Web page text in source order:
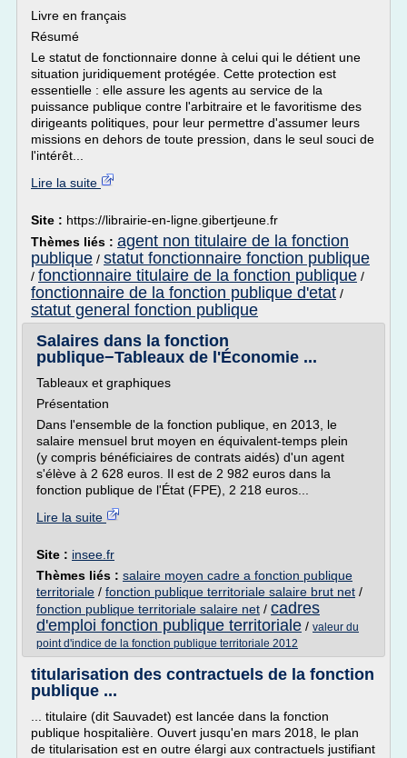
Livre en français
Résumé
Le statut de fonctionnaire donne à celui qui le détient une
situation juridiquement protégée. Cette protection est
essentielle : elle assure les agents au service de la
puissance publique contre l'arbitraire et le favoritisme des
dirigeants politiques, pour leur permettre d'assumer leurs
missions en dehors de toute pression, dans le seul souci de
l'intérêt...
Lire la suite
Site : https://librairie-en-ligne.gibertjeune.fr
Thèmes liés : agent non titulaire de la fonction
publique / statut fonctionnaire fonction publique
/ fonctionnaire titulaire de la fonction publique /
fonctionnaire de la fonction publique d'etat /
statut general fonction publique
Salaires dans la fonction
publique−Tableaux de l'Économie ...
Tableaux et graphiques
Présentation
Dans l'ensemble de la fonction publique, en 2013, le
salaire mensuel brut moyen en équivalent-temps plein
(y compris bénéficiaires de contrats aidés) d'un agent
s'élève à 2 628 euros. Il est de 2 982 euros dans la
fonction publique de l'État (FPE), 2 218 euros...
Lire la suite
Site : insee.fr
Thèmes liés : salaire moyen cadre a fonction publique
territoriale / fonction publique territoriale salaire brut net /
fonction publique territoriale salaire net / cadres
d'emploi fonction publique territoriale / valeur du
point d'indice de la fonction publique territoriale 2012
titularisation des contractuels de la fonction
publique ...
... titulaire (dit Sauvadet) est lancée dans la fonction
publique hospitalière. Ouvert jusqu'en mars 2018, le plan
de titularisation est en outre élargi aux contractuels justifiant